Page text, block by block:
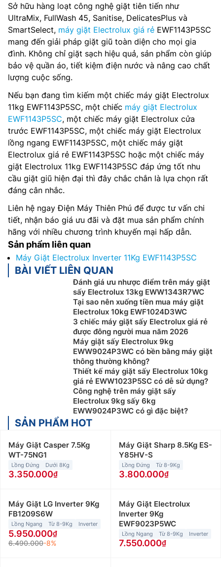
Sở hữu hàng loạt công nghệ giặt tiên tiến như
UltraMix, FullWash 45, Sanitise, DelicatesPlus và
SmartSelect, máy giặt Electrolux giá rẻ EWF1143P5SC
mang đến giải pháp giặt giũ toàn diện cho mọi gia
đình. Không chỉ giặt sạch hiệu quả, sản phẩm còn giúp
bảo vệ quần áo, tiết kiệm điện nước và nâng cao chất
lượng cuộc sống.
Nếu bạn đang tìm kiếm một chiếc máy giặt Electrolux
11kg EWF1143P5SC, một chiếc máy giặt Electrolux
EWF1143P5SC, một chiếc máy giặt Electrolux cửa
trước EWF1143P5SC, một chiếc máy giặt Electrolux
lồng ngang EWF1143P5SC, một chiếc máy giặt
Electrolux giá rẻ EWF1143P5SC hoặc một chiếc máy
giặt Electrolux 11kg EWF1143P5SC đáp ứng tốt nhu
cầu giặt giũ hiện đại thì đây chắc chắn là lựa chọn rất
đáng cân nhắc.
Liên hệ ngay Điện Máy Thiên Phú để được tư vấn chi
tiết, nhận báo giá ưu đãi và đặt mua sản phẩm chính
hãng với nhiều chương trình khuyến mại hấp dẫn.
Sản phẩm liên quan
Máy Giặt Electrolux Inverter 11Kg EWF1143P5SC
BÀI VIẾT LIÊN QUAN
Đánh giá ưu nhược điểm trên máy giặt
sấy Electrolux 13kg EWW1343R7WC
Tại sao nên xuống tiền mua máy giặt
Electrolux 10kg EWF1024D3WC
3 chiếc máy giặt sấy Electrolux giá rẻ
được đông người mua năm 2026
Máy giặt sấy Electrolux 9kg
EWW9024P3WC có bền bằng máy giặt
thông thường không?
Thiết kế máy giặt sấy Electrolux 10kg
giá rẻ EWW1023P5SC có dễ sử dụng?
Công nghệ trên máy giặt sấy
Electrolux 9kg sấy 6kg
EWW9024P3WC có gì đặc biệt?
SẢN PHẨM HOT
Máy Giặt Casper 7.5Kg
WT-75NG1
Lồng Đứng Dưới 8Kg
3.350.000
Máy Giặt Sharp 8.5Kg ES-
Y85HV-S
Lồng Đứng Từ 8-9Kg
3.800.000
Máy Giặt LG Inverter 9Kg
FB1209S6W
Lồng Ngang Từ 8-9Kg Inverter
5.950.000
6.490.000-8%
Máy Giặt Electrolux
Inverter 9Kg
EWF9023P5WC
Lồng Ngang Từ 8-9Kg Inverter
7.550.000